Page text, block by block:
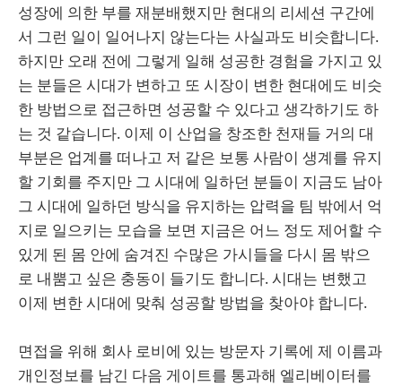
성장에 의한 부를 재분배했지만 현대의 리세션 구간에
서 그런 일이 일어나지 않는다는 사실과도 비슷합니다.
하지만 오래 전에 그렇게 일해 성공한 경험을 가지고 있
는 분들은 시대가 변하고 또 시장이 변한 현대에도 비슷
한 방법으로 접근하면 성공할 수 있다고 생각하기도 하
는 것 같습니다. 이제 이 산업을 창조한 천재들 거의 대
부분은 업계를 떠나고 저 같은 보통 사람이 생계를 유지
할 기회를 주지만 그 시대에 일하던 분들이 지금도 남아
그 시대에 일하던 방식을 유지하는 압력을 팀 밖에서 억
지로 일으키는 모습을 보면 지금은 어느 정도 제어할 수
있게 된 몸 안에 숨겨진 수많은 가시들을 다시 몸 밖으
로 내뿜고 싶은 충동이 들기도 합니다. 시대는 변했고
이제 변한 시대에 맞춰 성공할 방법을 찾아야 합니다.
면접을 위해 회사 로비에 있는 방문자 기록에 제 이름과
개인정보를 남긴 다음 게이트를 통과해 엘리베이터를